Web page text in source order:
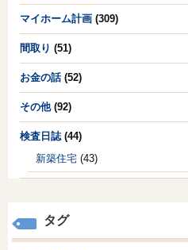
マイホーム計画 (309)
間取り (51)
お金の話(52)
その他(92)
検査日誌(44)
新築住宅 (43)
タグ